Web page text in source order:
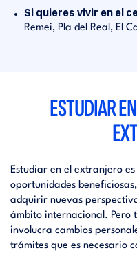
Si quieres vivir en el
Remei, Pla del Real, El
ESTUDIAR
Estudiar en el extranjero
oportunidades
adquirir nuevas
ámbito internacional. Pero
involucra cambios
trámites que es necesario